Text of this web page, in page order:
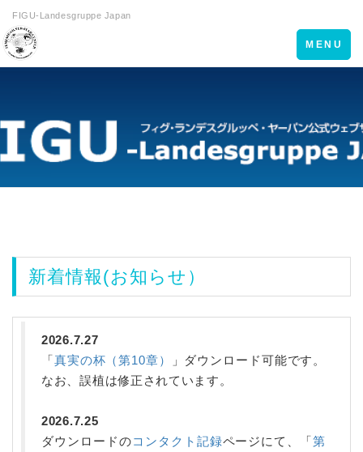
FIGU-Landesgruppe Japan
Toggle
navigation
MENU
新着情報(お知らせ）
2026.7.27
「真実の杯（第10章）
」ダウンロード可能です。
なお、誤植は修正されています。
2026.7.25
ダウンロードのコンタクト記録ページにて、「第